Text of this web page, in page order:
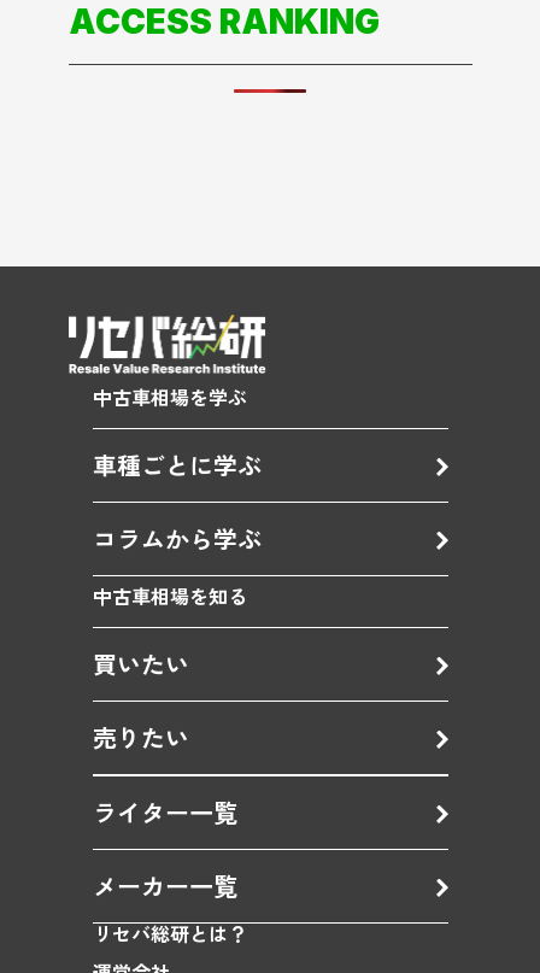
ACCESS RANKING
中古車相場を学ぶ
車種ごとに学ぶ
コラムから学ぶ
中古車相場を知る
買いたい
売りたい
ライター一覧
メーカー一覧
リセバ総研とは？